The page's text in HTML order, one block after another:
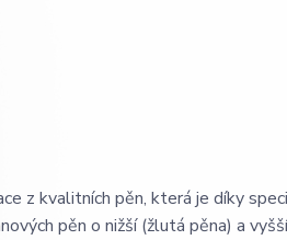
z kvalitních pěn, která je díky
pěn o nižší (žlutá pěna) a